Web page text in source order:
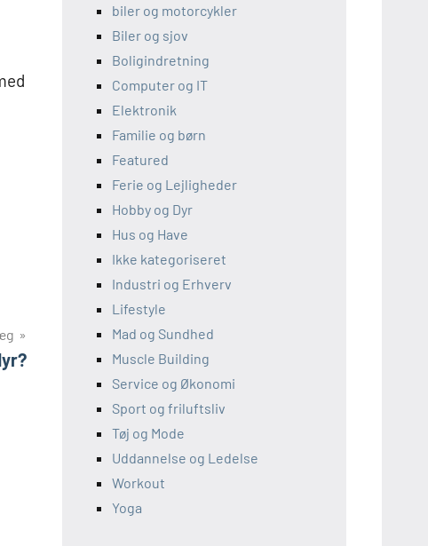
biler og motorcykler
Biler og sjov
Boligindretning
Computer og IT
Elektronik
Familie og børn
Featured
Ferie og Lejligheder
Hobby og Dyr
Hus og Have
Ikke kategoriseret
Industri og Erhverv
Lifestyle
Mad og Sundhed
Muscle Building
Service og Økonomi
Sport og friluftsliv
Tøj og Mode
Uddannelse og Ledelse
Workout
Yoga